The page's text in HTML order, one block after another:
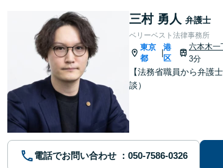
三村 勇人 弁護士
ベリーベスト法律事務所
東京
都
|
港
区
六本木
3分
【法務省職員から弁護
談）
電話でお問い合わせ